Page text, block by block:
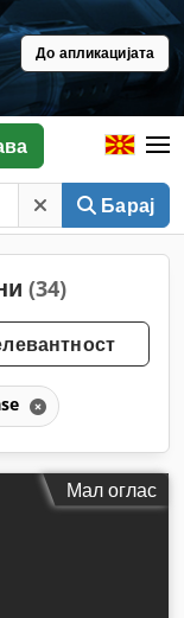
До апликацијата
Барај
(34)
Мал оглас